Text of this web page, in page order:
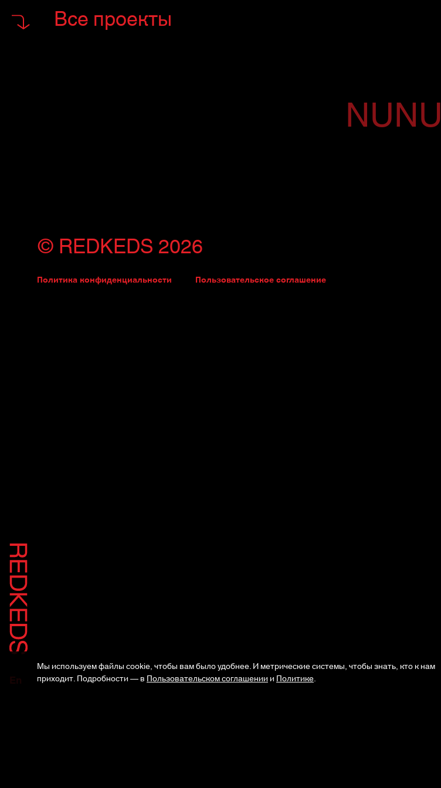
Все проекты
NUNU
© REDKEDS 2026
Политика конфиденциальности Пользовательское соглашение
Мы используем файлы cookie, чтобы вам было удобнее. И метрические системы, чтобы знать, кто к нам
приходит. Подробности — вПользовательском соглашениииПолитике.